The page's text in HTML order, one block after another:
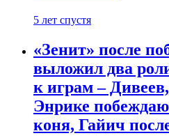
5 лет спустя
«Зенит» после
выложил два
к играм –
Энрике
коня, Гайич